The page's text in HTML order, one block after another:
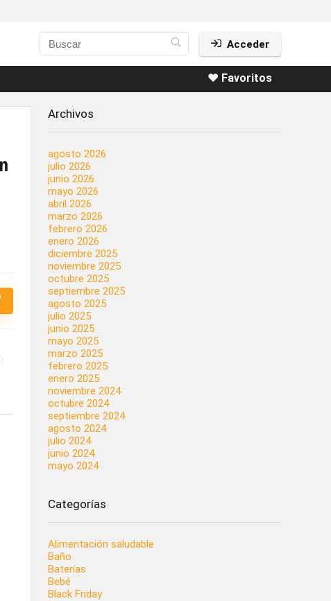
Acceder
❤️ Favoritos
Archivos
agosto 2026
julio 2026
junio 2026
mayo 2026
abril 2026
marzo 2026
febrero 2026
enero 2026
diciembre 2025
noviembre 2025
octubre 2025
septiembre 2025
agosto 2025
julio 2025
junio 2025
mayo 2025
marzo 2025
febrero 2025
enero 2025
noviembre 2024
octubre 2024
septiembre 2024
agosto 2024
julio 2024
junio 2024
mayo 2024
Categorías
Alimentación saludable
Baño
Baterías
Bebé
Black Friday